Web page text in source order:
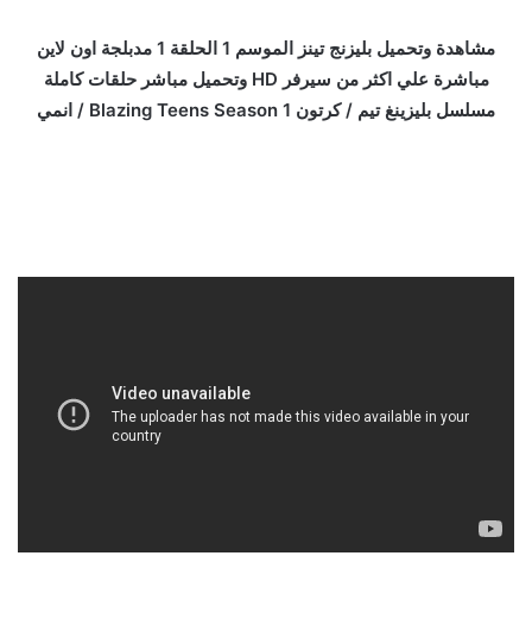
مشاهدة وتحميل بليزنج تينز الموسم 1 الحلقة 1 مدبلجة اون لاين
مباشرة علي اكثر من سيرفر HD وتحميل مباشر حلقات كاملة
مسلسل بليزينغ تيم / كرتون Blazing Teens Season 1 / انمي